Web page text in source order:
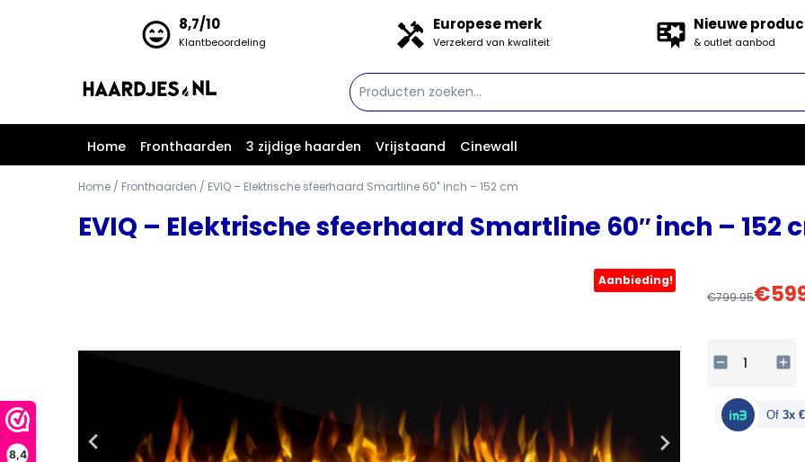
8,4
8,7/10
Klantbeoordeling
Europese merk
Verzekerd van kwaliteit
Nieuwe
& outlet aanbod
Home Fronthaarden 3 zijdige haarden Vrijstaand Cinewall
Home / Fronthaarden / EVIQ – Elektrische sfeerhaard Smartline 60″ inch – 152 cm
EVIQ – Elektrische sfeerhaard Smartline 60″ inch – 152
Aanbieding!
€799.95
was:
€
Huidige
is:
EVIQ
Elektrische
sfeerhaard
Of 3x